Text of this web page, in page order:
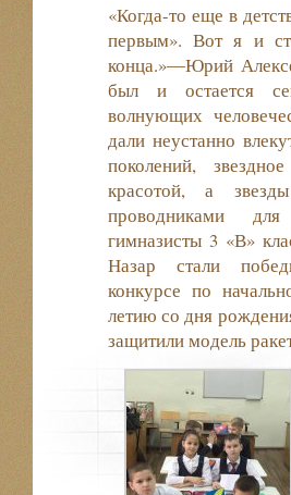
«Когда-то еще в
первым». Вот я и
конца.»―Юрий
был и остается
волнующих
дали неустанно
поколений,
красотой, а
проводниками для
гимназисты 3 «В»
Назар стали
конкурсе по
летию со дня
защитили модель